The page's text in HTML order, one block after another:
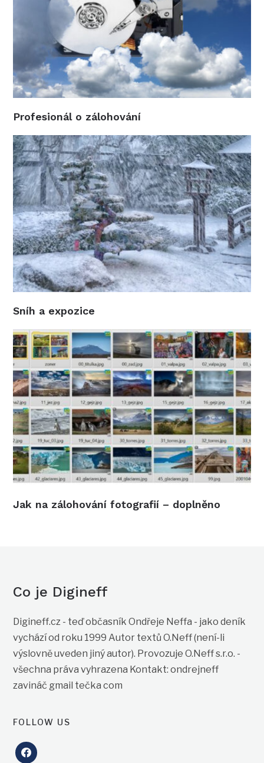
Profesionál o zálohování
Sníh a expozice
Jak na zálohování fotografií – doplněno
Co je Digineff
Digineff.cz - teď občasník Ondřeje Neffa - jako deník
vychází od roku 1999 Autor textů O.Neff (není-li
výslovně uveden jiný autor). Provozuje O.Neff s.r.o. -
všechna práva vyhrazena Kontakt: ondrejneff
zavináč gmail tečka com
FOLLOW US
facebook